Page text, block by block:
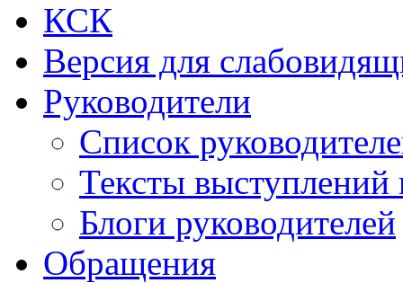
КСК
Версия для
Руководители
Список
Тексты выступлений
Блоги руководителей
Обращения